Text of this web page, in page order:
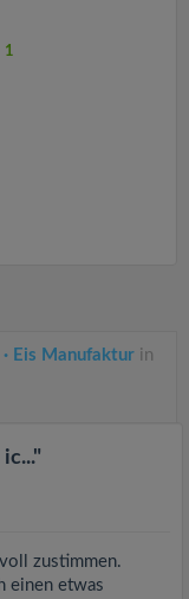
1
Eis Manufaktur in
zustimmen.
einen etwas